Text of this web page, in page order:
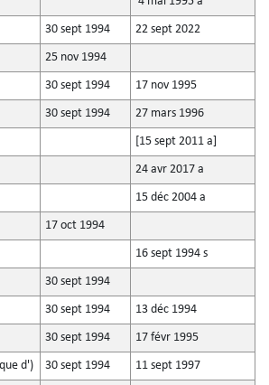
30 sept 1994 22 sept 2022
25 nov 1994
30 sept 1994 17 nov 1995
30 sept 1994 27 mars 1996
[15 sept 2011 a]
24 avr 2017 a
15 déc 2004 a
17 oct 1994
16 sept 1994 s
30 sept 1994
30 sept 1994 13 déc 1994
30 sept 1994 17 févr 1995
d') 30 sept 1994 11 sept 1997